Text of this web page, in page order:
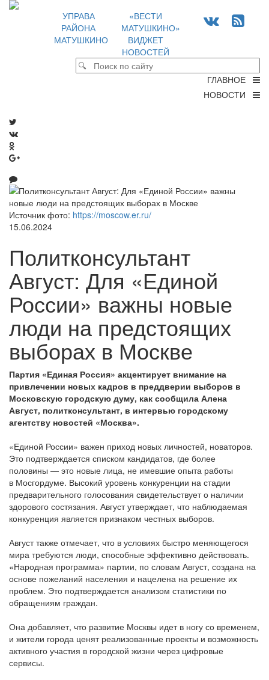
УПРАВА
РАЙОНА
МАТУШКИНО
«ВЕСТИ
МАТУШКИНО»
ВИДЖЕТ
НОВОСТЕЙ
ГЛАВНОЕ
НОВОСТИ
Источник фото: https://moscow.er.ru/
15.06.2024
Политконсультант
Август: Для «Единой
России» важны новые
люди на предстоящих
выборах в Москве
Партия «Единая Россия» акцентирует внимание на
привлечении новых кадров в преддверии выборов в
Московскую городскую думу, как сообщила Алена
Август, политконсультант, в интервью городскому
агентству новостей «Москва».
«Единой России» важен приход новых личностей, новаторов.
Это подтверждается списком кандидатов, где более
половины — это новые лица, не имевшие опыта работы
в Мосгордуме. Высокий уровень конкуренции на стадии
предварительного голосования свидетельствует о наличии
здорового состязания. Август утверждает, что наблюдаемая
конкуренция является признаком честных выборов.
Август также отмечает, что в условиях быстро меняющегося
мира требуются люди, способные эффективно действовать.
«Народная программа» партии, по словам Август, создана на
основе пожеланий населения и нацелена на решение их
проблем. Это подтверждается анализом статистики по
обращениям граждан.
Она добавляет, что развитие Москвы идет в ногу со временем,
и жители города ценят реализованные проекты и возможность
активного участия в городской жизни через цифровые
сервисы.